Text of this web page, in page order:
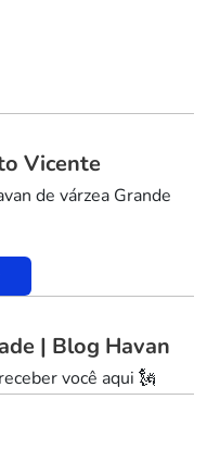
Vicente
de várzea Grande
| Blog Havan
você aqui 🗽